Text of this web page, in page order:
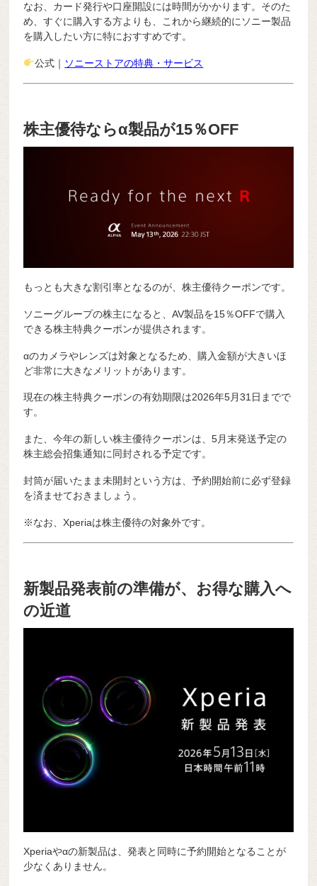
なお、カード発行や口座開設には時間がかかります。そのた
め、すぐに購入する方よりも、これから継続的にソニー製品
を購入したい方に特におすすめです。
公式｜ ソニーストアの特典・サービス
株主優待ならα製品が15％OFF
もっとも大きな割引率となるのが、株主優待クーポンです。
ソニーグループの株主になると、AV製品を15％OFFで購入
できる株主特典クーポンが提供されます。
αのカメラやレンズは対象となるため、購入金額が大きいほ
ど非常に大きなメリットがあります。
現在の株主特典クーポンの有効期限は2026年5月31日までで
す。
また、今年の新しい株主優待クーポンは、5月末発送予定の
株主総会招集通知に同封される予定です。
封筒が届いたまま未開封という方は、予約開始前に必ず登録
を済ませておきましょう。
※なお、Xperiaは株主優待の対象外です。
新製品発表前の準備が、お得な購入へ
の近道
Xperiaやαの新製品は、発表と同時に予約開始となることが
少なくありません。